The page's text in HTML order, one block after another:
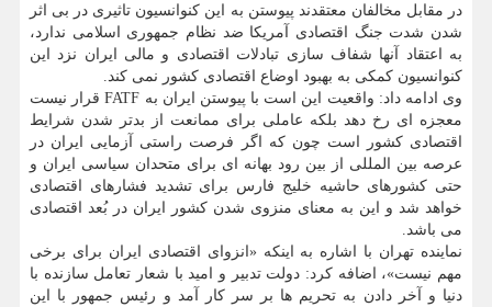
در مقابل مخالفان معتقدند پیوستن به این كنوانسیون تاثیری در بی اثر
شدن شدت جنگ اقتصادی آمریكا ضد نظام جمهوری اسلامی ندارد،
به اعتقاد آنها شفاف سازی تبادلات اقتصادی و مالی ایران نزد این
كنوانسیون كمكی به بهبود اوضاع اقتصادی كشور نمی كند.
وی ادامه داد: واقعیت این است با پیوستن ایران به FATF قرار نیست
معجزه ای رخ دهد بلكه عاملی برای ممانعت از بدتر شدن شرایط
اقتصادی كشور است چون كه اگر فرصت راستی آزمایی ایران در
عرصه بین المللی از بین رود بهانه ای برای متحدان سیاسی ایران و
حتی كشورهای حاشیه خلیج فارس برای تشدید فشارهای اقتصادی
خواهد شد و این به معنای منزوی شدن كشور ایران در بُعد اقتصادی
می باشد.
نماینده تهران با اشاره به اینكه «انزوای اقتصادی ایران برای برخی
مهم نیست»، اضافه كرد: دولت تدبیر و امید با شعار تعامل سازنده با
دنیا و آخر دادن به تحریم ها بر سر كار آمد و رئیس جمهور با این